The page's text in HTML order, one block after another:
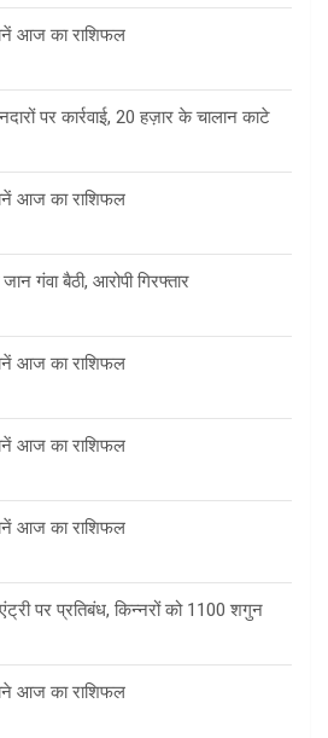
आज का राशिफल
पर कार्रवाई, 20 हज़ार के चालान काटे
आज का राशिफल
गंवा बैठी, आरोपी गिरफ्तार
आज का राशिफल
आज का राशिफल
आज का राशिफल
पर प्रतिबंध, किन्नरों को 1100 शगुन
आज का राशिफल